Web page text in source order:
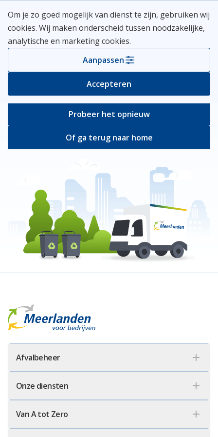
naar
inhoud
Meerlanden Logo
Open
Er ging iets mis
Bij het ophalen van de pagina ging er iets
verkeerd.
Probeer het opnieuw
Of ga terug naar home
Meerlanden Voor Bedrijven Logo
Afvalbeheer
Onze diensten
Van A tot Zero
Om je zo goed mogelijk van dienst te zijn, gebruiken wij
cookies. Wij maken onderscheid tussen noodzakelijke,
analytische en marketing cookies.
Aanpassen
Accepteren